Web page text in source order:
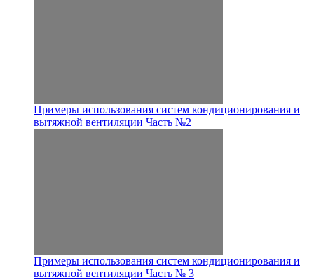
Примеры использования систем кондиционирования и
вытяжной вентиляции Часть №2
Примеры использования систем кондиционирования и
вытяжной вентиляции Часть № 3